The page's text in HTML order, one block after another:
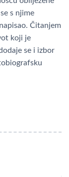
s njime
Čitanjem
koji je
se i izbor